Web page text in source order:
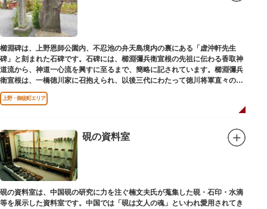
櫛淵碑は、上野恩師公園内、不忍池の弁天島境内の裏にある「虚沖軒先生
碑」と刻まれた石碑です。石碑には、櫛淵彌兵衛宣根の先祖に伝わる香取神
道流から、神道一心流を興すに至るまで、簡略に記されています。櫛淵彌兵
衛宣根は、一橋徳川家に召抱えられ、以後三代にわたって徳川将軍直々の護
衛役として仕えました。
上野・御徒町エリア
硯の資料室
硯の資料室は、中国硯の研究に力を注ぐ楠文夫氏が蒐集した硯・石印・水滴
等を展示した資料室です。中国では「硯は文人の魂」といわれ愛用されてき